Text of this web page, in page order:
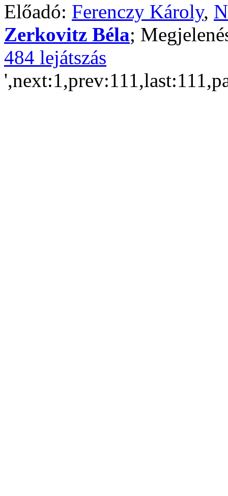
Előadó: Ferenczy Károly,
Zerkovitz Béla;
484 lejátszás